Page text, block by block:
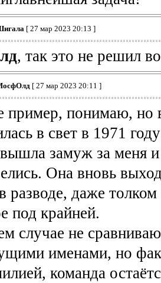
[ 27 мар 2023 20:13 ]
, так это не решил
[ 27 мар 2023 20:11 ]
пример, понимаю, но
в свет в 1971
вышла замуж за
Она вновь
разводе, даже
под крайней.
случае не
именами, но
команда